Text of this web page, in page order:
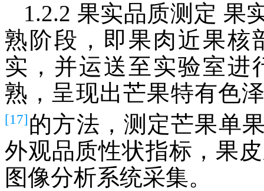
1.2.2 果实品质测定 果
熟阶段，即果肉近果核
实，并运送至实验室进
熟，呈现出芒果特有色
[17]的方法，测定芒果单
外观品质性状指标，果
图像分析系统采集。